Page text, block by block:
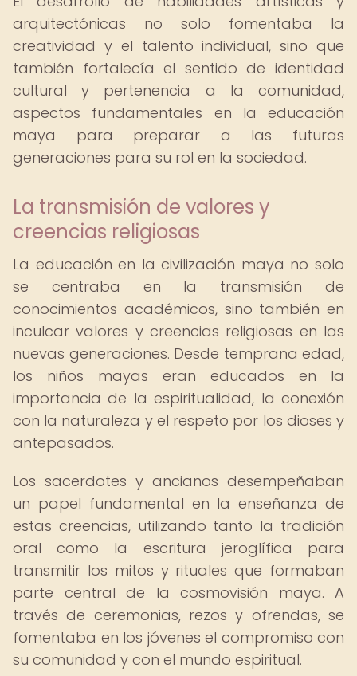
arquitectónicas no solo fomentaba la
creatividad y el talento individual, sino que
también fortalecía el sentido de identidad
cultural y pertenencia a la comunidad,
aspectos fundamentales en la educación
maya para preparar a las futuras
generaciones para su rol en la sociedad.
La transmisión de valores y
creencias religiosas
La educación en la civilización maya no solo
se centraba en la transmisión de
conocimientos académicos, sino también en
inculcar valores y creencias religiosas en las
nuevas generaciones. Desde temprana edad,
los niños mayas eran educados en la
importancia de la espiritualidad, la conexión
con la naturaleza y el respeto por los dioses y
antepasados.
Los sacerdotes y ancianos desempeñaban
un papel fundamental en la enseñanza de
estas creencias, utilizando tanto la tradición
oral como la escritura jeroglífica para
transmitir los mitos y rituales que formaban
parte central de la cosmovisión maya. A
través de ceremonias, rezos y ofrendas, se
fomentaba en los jóvenes el compromiso con
su comunidad y con el mundo espiritual.